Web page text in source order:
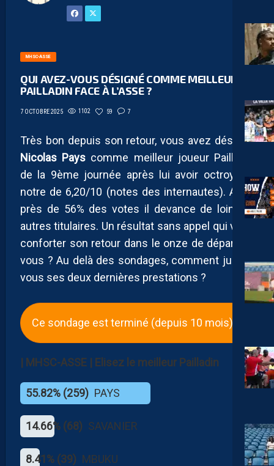
MHSC-ASSE
QUI AVEZ-VOUS DÉSIGNÉ COMME MEILLEUR
PAILLADIN FACE À L’ASSE ?
7 OCTOBRE 2025 1102 59 7
Très bon depuis son retour, vous avez désigné
Nicolas Pays comme meilleur joueur Pailladin
de la 9ème journée après lui avoir octroyé la
notre de 6,20/10 (notes des internautes). Avec
près de 56% des votes il devance de loin les
autres titulaires. Un résultat sans appel qui vient
conforter son retour dans le onze de départ. Et
vous ? Au delà des sondages, comment jugez-
vous ses deux dernières prestations ?
Ce sondage est terminé (depuis 10 mois).
| MHSC-ASSE | Elisez le meilleur Pailladin
55.82% (259) PAYS
14.66% (68) SAVANIER
8.41% (39) MBUKU